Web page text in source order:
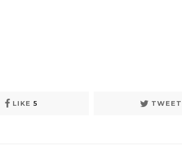
LIKE 5 TWEET